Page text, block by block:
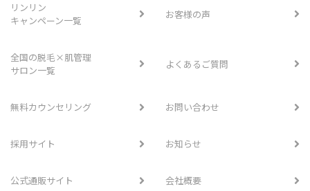
リンリン
キャンペーン一覧
お客様の声
全国の脱毛×肌管理
サロン一覧
よくあるご質問
無料カウンセリング お問い合わせ
採用サイト お知らせ
公式通販サイト 会社概要